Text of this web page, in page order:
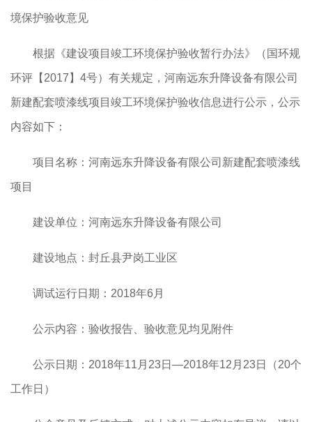
境保护验收意见
根据《建设项目竣工环境保护验收暂行办法》（国环规
环评【2017】4号）有关规定，河南远东升降设备有限公司
新建配套喷漆线项目竣工环境保护验收信息进行公示，公示
内容如下：
项目名称：河南远东升降设备有限公司新建配套喷漆线
项目
建设单位：河南远东升降设备有限公司
建设地点：封丘县尹岗工业区
调试运行日期：2018年6月
公示内容：验收报告、验收意见均见附件
公示日期：2018年11月23日—2018年12月23日（20个
工作日）